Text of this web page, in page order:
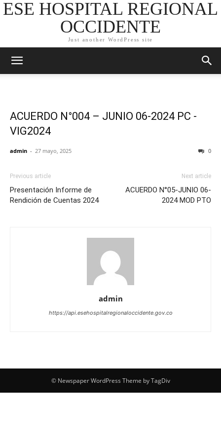
ESE HOSPITAL REGIONAL
OCCIDENTE
Just another WordPress site
ACUERDO N°004 – JUNIO 06-2024 PC -
VIG2024
admin - 27 mayo, 2025 0
Previous article
Presentación Informe de
Rendición de Cuentas 2024
Next article
ACUERDO N°05-JUNIO 06-
2024 MOD PTO
admin
https://api.esehospitalregionaloccidente.gov.co
© Newspaper WordPress Theme by TagDiv